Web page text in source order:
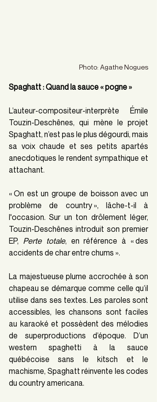
Photo: Agathe Nogues
Spaghatt : Quand la sauce « pogne »
L’auteur-compositeur-interprète Émile
Touzin-Deschênes, qui mène le projet
Spaghatt, n’est pas le plus dégourdi, mais
sa voix chaude et ses petits apartés
anecdotiques le rendent sympathique et
attachant.
« On est un groupe de boisson avec un
problème de country », lâche-t-il à
l'occasion. Sur un ton drôlement léger,
Touzin-Deschênes introduit son premier
EP, Perte totale, en référence à « des
accidents de char entre chums ».
La majestueuse plume accrochée à son
chapeau se démarque comme celle qu’il
utilise dans ses textes. Les paroles sont
accessibles, les chansons sont faciles
au karaoké et possèdent des mélodies
de superproductions d’époque. D’un
western spaghetti à la sauce
québécoise sans le kitsch et le
machisme, Spaghatt réinvente les codes
du country americana.